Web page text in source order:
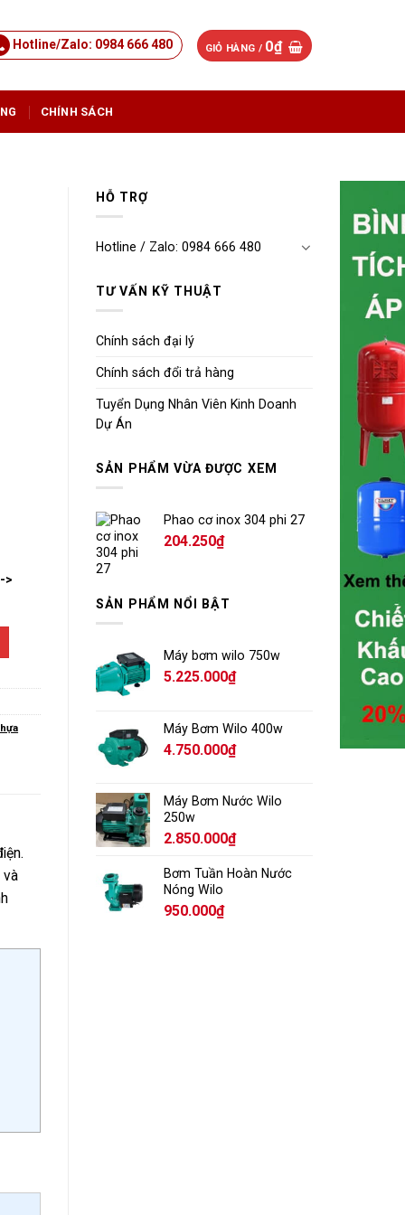
Hotline/Zalo: 0984 666 480 GIỎ HÀNG / 0₫
CHÍNH SÁCH
HỖ TRỢ
Hotline / Zalo: 0984 666 480
TƯ VẤN KỸ THUẬT
Chính sách đại lý
Chính sách đổi trả hàng
Tuyển Dụng Nhân Viên Kinh Doanh
Dự Án
SẢN PHẨM VỪA ĐƯỢC XEM
Phao cơ inox 304 phi 27
204.250₫
SẢN PHẨM NỔI BẬT
Máy bơm wilo 750w
5.225.000₫
Máy Bơm Wilo 400w
4.750.000₫
Máy Bơm Nước Wilo
250w
2.850.000₫
Bơm Tuần Hoàn Nước
Nóng Wilo
950.000₫
>
và